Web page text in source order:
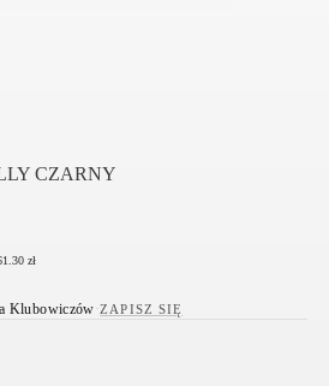
CZARNY
zł
Klubowiczów·ZAPISZ SIĘ